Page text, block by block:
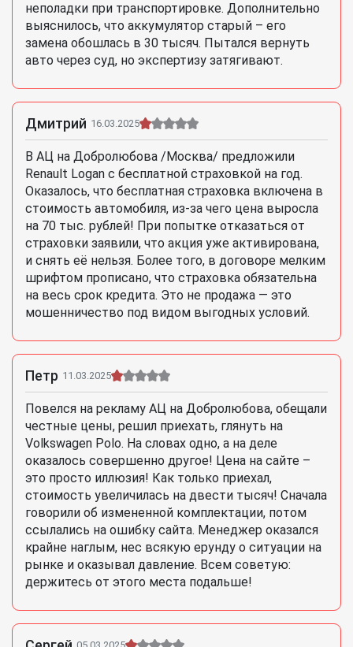
неполадки при транспортировке. Дополнительно
выяснилось, что аккумулятор старый – его
замена обошлась в 30 тысяч. Пытался вернуть
авто через суд, но экспертизу затягивают.
Дмитрий 16.03.2025
В АЦ на Добролюбова /Москва/ предложили
Renault Logan с бесплатной страховкой на год.
Оказалось, что бесплатная страховка включена в
стоимость автомобиля, из-за чего цена выросла
на 70 тыс. рублей! При попытке отказаться от
страховки заявили, что акция уже активирована,
и снять её нельзя. Более того, в договоре мелким
шрифтом прописано, что страховка обязательна
на весь срок кредита. Это не продажа — это
мошенничество под видом выгодных условий.
Петр 11.03.2025
Повелся на рекламу АЦ на Добролюбова, обещали
честные цены, решил приехать, глянуть на
Volkswagen Polo. На словах одно, а на деле
оказалось совершенно другое! Цена на сайте –
это просто иллюзия! Как только приехал,
стоимость увеличилась на двести тысяч! Сначала
говорили об измененной комплектации, потом
ссылались на ошибку сайта. Менеджер оказался
крайне наглым, нес всякую ерунду о ситуации на
рынке и оказывал давление. Всем советую:
держитесь от этого места подальше!